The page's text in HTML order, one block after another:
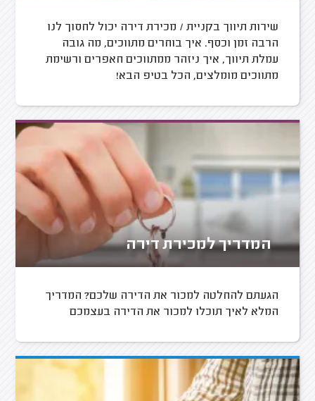
שירות תיווך בקניית / מכירת דירה יכול לחסוך לנו
הרבה זמן וכסף. איך בוחרים מתווכים, מה גובה
עמלת תיווך, איך ניזהר ממתווכים חאפרים ורשימת
מתווכים מומלצים, הכל בטיפ הבא!
המדריך למכירת דירה
הגעתם להחלטה למכור את הדירה שלכם? המדריך
המלא לאיך תוכלו למכור את הדירה בעצמכם